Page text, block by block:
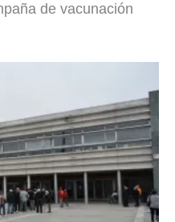
de vacunación